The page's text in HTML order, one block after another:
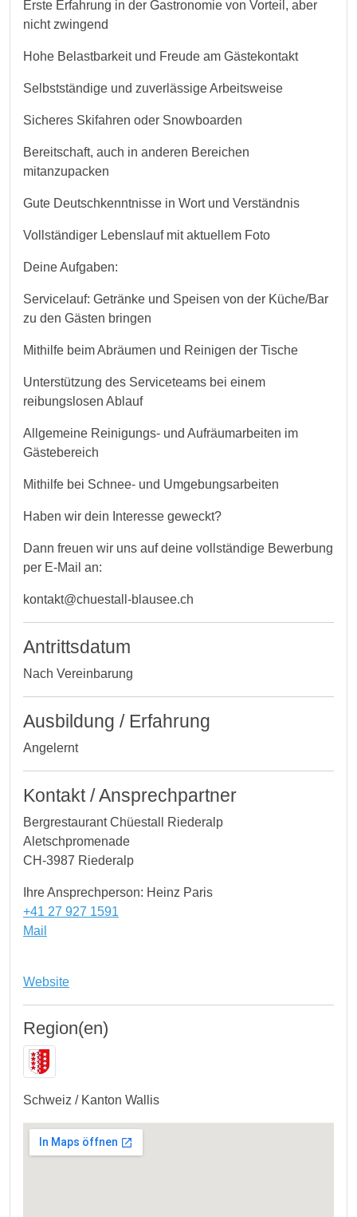
Erste Erfahrung in der Gastronomie von Vorteil, aber
nicht zwingend
Hohe Belastbarkeit und Freude am Gästekontakt
Selbstständige und zuverlässige Arbeitsweise
Sicheres Skifahren oder Snowboarden
Bereitschaft, auch in anderen Bereichen
mitanzupacken
Gute Deutschkenntnisse in Wort und Verständnis
Vollständiger Lebenslauf mit aktuellem Foto
Deine Aufgaben:
Servicelauf: Getränke und Speisen von der Küche/Bar
zu den Gästen bringen
Mithilfe beim Abräumen und Reinigen der Tische
Unterstützung des Serviceteams bei einem
reibungslosen Ablauf
Allgemeine Reinigungs- und Aufräumarbeiten im
Gästebereich
Mithilfe bei Schnee- und Umgebungsarbeiten
Haben wir dein Interesse geweckt?
Dann freuen wir uns auf deine vollständige Bewerbung
per E-Mail an:
kontakt@chuestall-blausee.ch
Antrittsdatum
Nach Vereinbarung
Ausbildung / Erfahrung
Angelernt
Kontakt / Ansprechpartner
Bergrestaurant Chüestall Riederalp
Aletschpromenade
CH-3987 Riederalp
Ihre Ansprechperson: Heinz Paris
+41 27 927 1591
Mail
Website
Region(en)
Schweiz / Kanton Wallis